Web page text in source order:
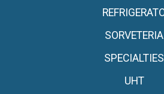
SORVETERIA
SPECIALTIES
UHT